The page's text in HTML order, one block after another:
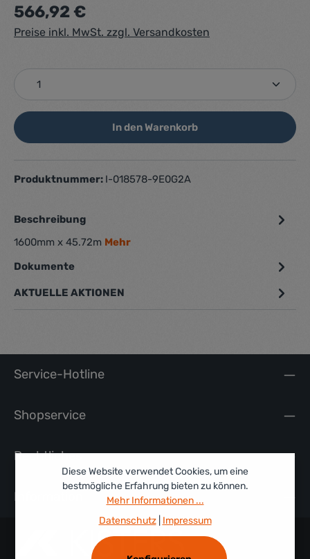
Regulärer Preis:
566,92 €
Preise inkl. MwSt. zzgl. Versandkosten
Produkt Anzahl: Gib den gewünschten Wert ein
In den Warenkorb
Produktnummer: I-018578-9E0G2A
Beschreibung
1600mm x 45.72m Mehr
Dokumente
AKTUELLE AKTIONEN
Service-Hotline
Shopservice
Rechtliches
Information
Diese Website verwendet Cookies, um eine
bestmögliche Erfahrung bieten zu können.
Mehr Informationen ...
Datenschutz| Impressum